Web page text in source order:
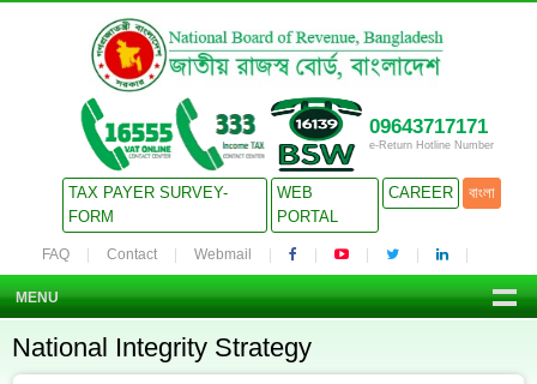
09643717171
e-Return Hotline Number
TAX PAYER SURVEY-
FORM
WEB
PORTAL
CAREER বাংলা
FAQ Contact Webmail
MENU
National Integrity Strategy